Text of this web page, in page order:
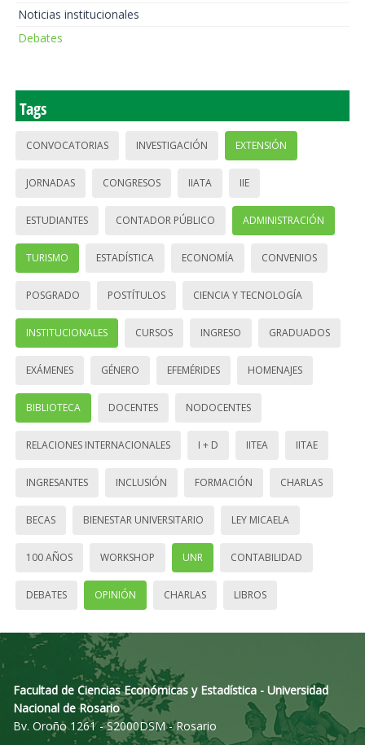
Noticias institucionales
Debates
Tags
CONVOCATORIAS INVESTIGACIÓN EXTENSIÓN
JORNADAS CONGRESOS IIATA IIE
ESTUDIANTES CONTADOR PÚBLICO ADMINISTRACIÓN
TURISMO ESTADÍSTICA ECONOMÍA CONVENIOS
POSGRADO POSTÍTULOS CIENCIA Y TECNOLOGÍA
INSTITUCIONALES CURSOS INGRESO GRADUADOS
EXÁMENES GÉNERO EFEMÉRIDES HOMENAJES
BIBLIOTECA DOCENTES NODOCENTES
RELACIONES INTERNACIONALES I + D IITEA IITAE
INGRESANTES INCLUSIÓN FORMACIÓN CHARLAS
BECAS BIENESTAR UNIVERSITARIO LEY MICAELA
100 AÑOS WORKSHOP UNR CONTABILIDAD
DEBATES OPINIÓN CHARLAS LIBROS
Facultad de Ciencias Económicas y Estadística - Universidad
Nacional de Rosario
Bv. Oroño 1261 - S2000DSM - Rosario